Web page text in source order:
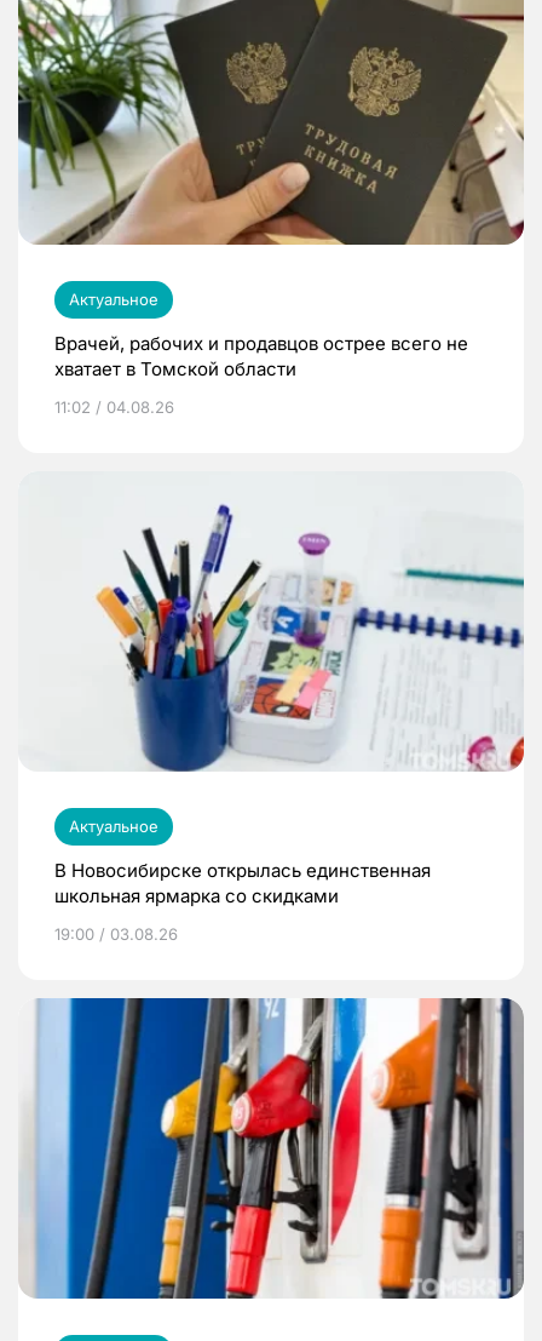
Актуальное
Врачей, рабочих и продавцов острее всего не
хватает в Томской области
11:02 / 04.08.26
Актуальное
В Новосибирске открылась единственная
школьная ярмарка со скидками
19:00 / 03.08.26